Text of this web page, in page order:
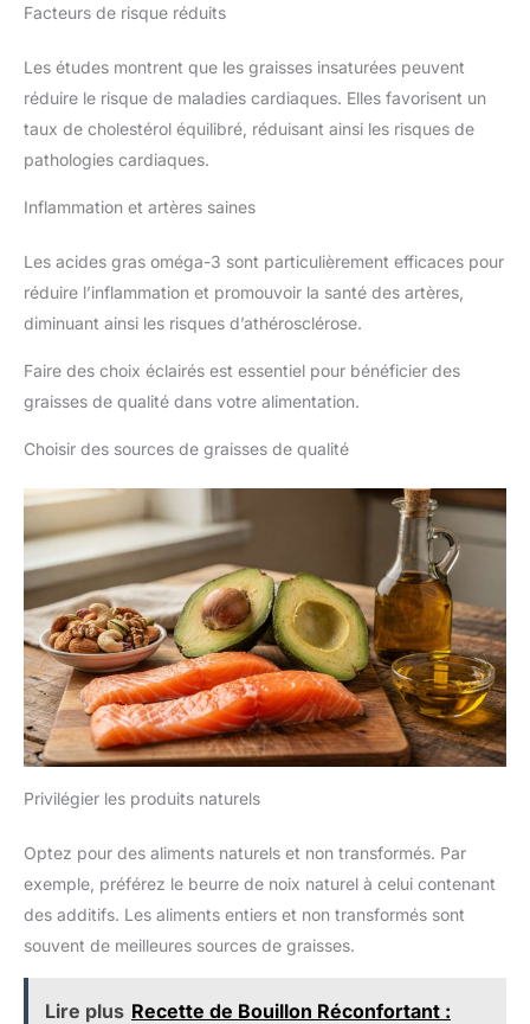
Facteurs de risque réduits
Les études montrent que les graisses insaturées peuvent
réduire le risque de maladies cardiaques. Elles favorisent un
taux de cholestérol équilibré, réduisant ainsi les risques de
pathologies cardiaques.
Inflammation et artères saines
Les acides gras oméga-3 sont particulièrement efficaces pour
réduire l’inflammation et promouvoir la santé des artères,
diminuant ainsi les risques d’athérosclérose.
Faire des choix éclairés est essentiel pour bénéficier des
graisses de qualité dans votre alimentation.
Choisir des sources de graisses de qualité
Privilégier les produits naturels
Optez pour des aliments naturels et non transformés. Par
exemple, préférez le beurre de noix naturel à celui contenant
des additifs. Les aliments entiers et non transformés sont
souvent de meilleures sources de graisses.
Lire plus Recette de Bouillon Réconfortant :